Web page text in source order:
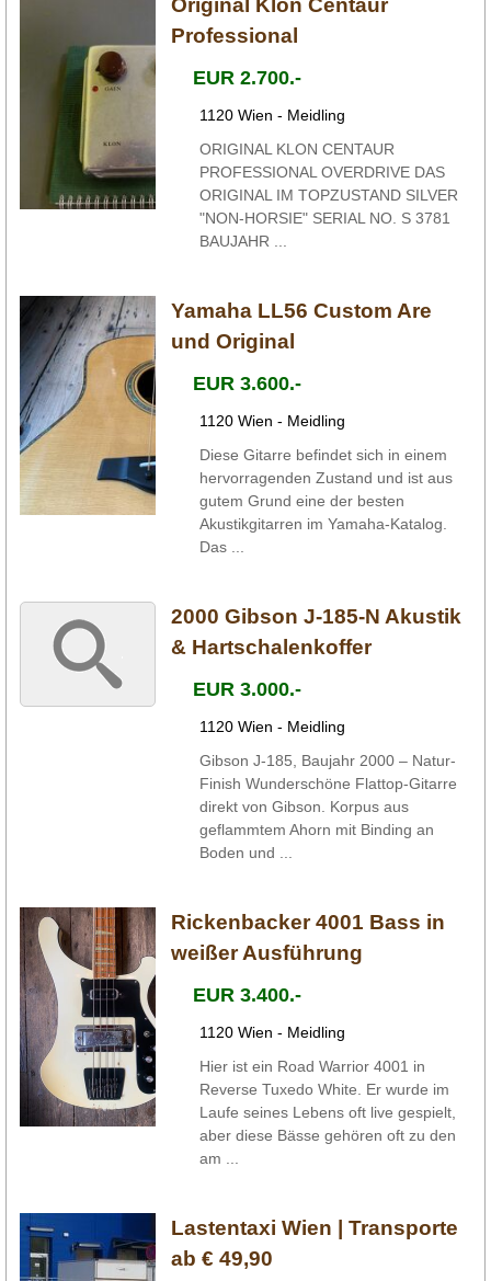
Professional
EUR 2.700.-
1120 Wien - Meidling
ORIGINAL KLON CENTAUR
PROFESSIONAL OVERDRIVE DAS
ORIGINAL IM TOPZUSTAND SILVER
"NON-HORSIE" SERIAL NO. S 3781
BAUJAHR ...
Yamaha LL56 Custom Are
und Original
EUR 3.600.-
1120 Wien - Meidling
Diese Gitarre befindet sich in einem
hervorragenden Zustand und ist aus
gutem Grund eine der besten
Akustikgitarren im Yamaha-Katalog.
Das ...
2000 Gibson J-185-N Akustik
& Hartschalenkoffer
EUR 3.000.-
1120 Wien - Meidling
Gibson J-185, Baujahr 2000 – Natur-
Finish Wunderschöne Flattop-Gitarre
direkt von Gibson. Korpus aus
geflammtem Ahorn mit Binding an
Boden und ...
Rickenbacker 4001 Bass in
weißer Ausführung
EUR 3.400.-
1120 Wien - Meidling
Hier ist ein Road Warrior 4001 in
Reverse Tuxedo White. Er wurde im
Laufe seines Lebens oft live gespielt,
aber diese Bässe gehören oft zu den
am ...
Lastentaxi Wien | Transporte
ab € 49,90